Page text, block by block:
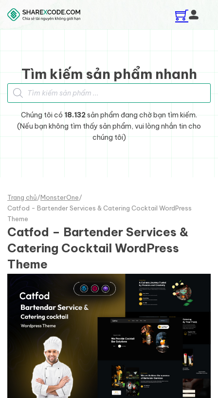
Skip to main content
Skip to footer
Tìm kiếm sản phẩm nhanh
Tìm kiếm sản phẩm
Chúng tôi có 18.132sản phẩm đang chờ bạn tìm kiếm.
(Nếu bạn không tìm thấy sản phẩm, vui lòng nhắn tin cho
chúng tôi)
Trang chủ/MonsterOne/
Catfod - Bartender Services & Catering Cocktail WordPress
Theme
Catfod – Bartender Services &
Catering Cocktail WordPress
Theme